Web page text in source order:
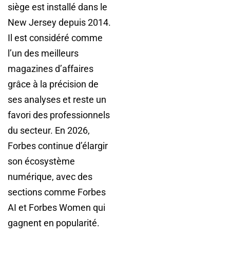
siège est installé dans le
New Jersey depuis 2014.
Il est considéré comme
l’un des meilleurs
magazines d’affaires
grâce à la précision de
ses analyses et reste un
favori des professionnels
du secteur. En 2026,
Forbes continue d’élargir
son écosystème
numérique, avec des
sections comme Forbes
AI et Forbes Women qui
gagnent en popularité.